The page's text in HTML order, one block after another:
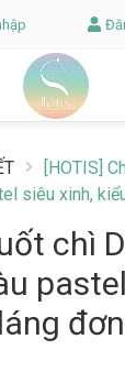
[HOTIS]
siêu xinh,
chì